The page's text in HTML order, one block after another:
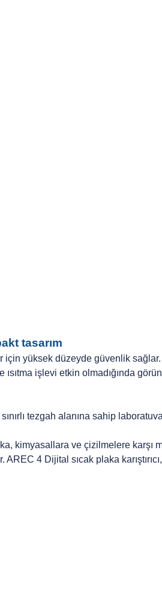
tasarım
için yüksek düzeyde güvenlik
ısıtma işlevi etkin olmadığında
tezgah alanına sahip
kimyasallara ve çizilmelere
4 Dijital sıcak plaka